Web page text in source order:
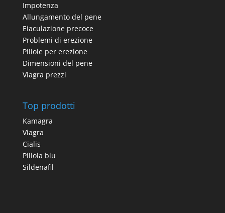
Impotenza
Allungamento del pene
Eiaculazione precoce
Problemi di erezione
Pillole per erezione
Dimensioni del pene
Viagra prezzi
Top prodotti
Kamagra
Viagra
Cialis
Pillola blu
Sildenafil